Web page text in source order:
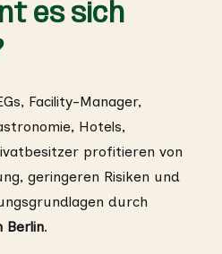
es sich
Facility-Manager,
Hotels,
profitieren von
geringeren Risiken und
durch
Berlin.